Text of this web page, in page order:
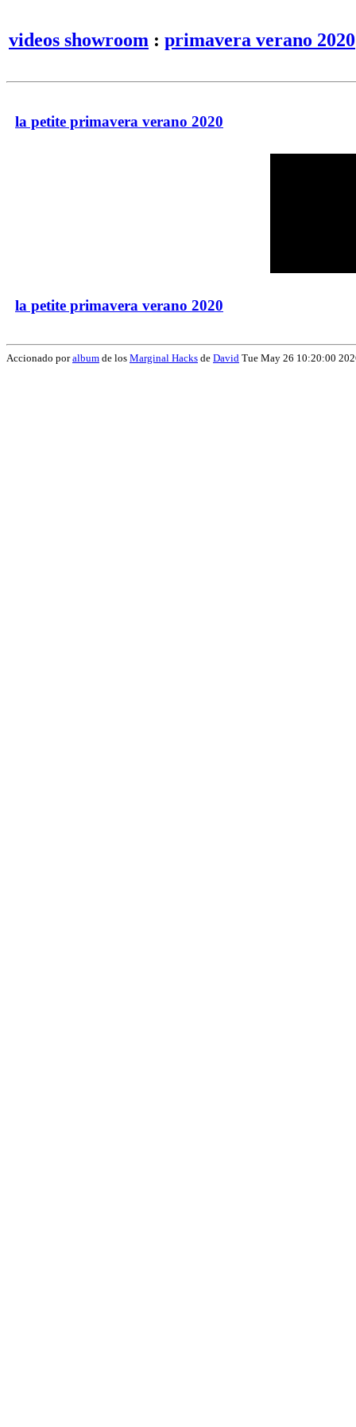
videos showroom : primavera verano 2020
la petite primavera verano 2020
la petite primavera verano 2020
Accionado poralbum de los Marginal Hacks de David Tue May 26 10:20:00